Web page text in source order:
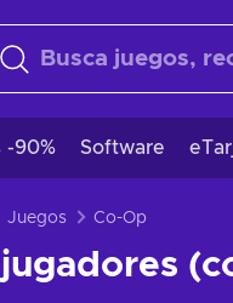
-90% Software
Juegos Co-Op
jugadores